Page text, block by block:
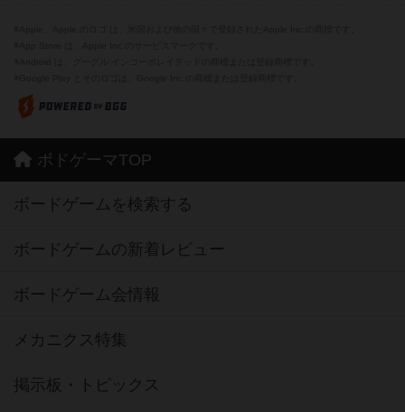
ボドゲーマTOP
ボードゲームを検索する
ボードゲームの新着レビュー
ボードゲーム会情報
メカニクス特集
掲示板・トピックス